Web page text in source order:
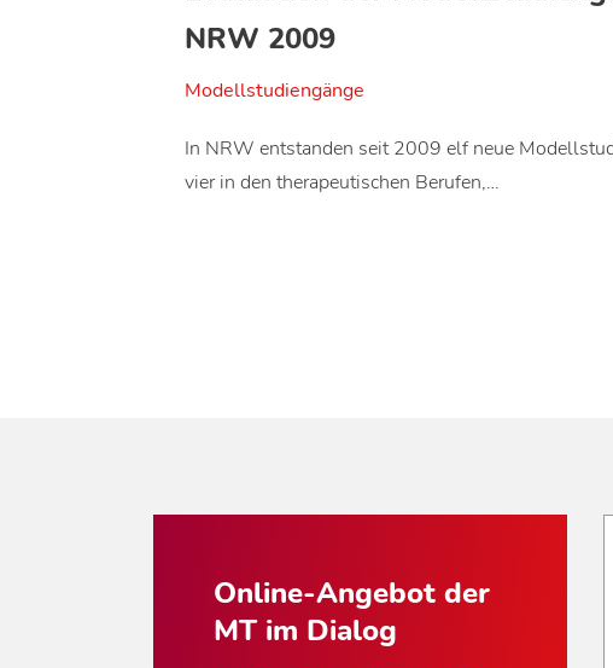
NRW 2009
Modellstudiengänge
In NRW entstanden seit 2009 elf neue
vier in den therapeutischen Berufen,…
Online-Angebot der
MT im Dialog